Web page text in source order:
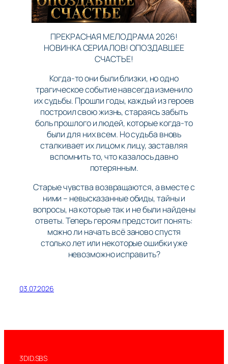
ПРЕКРАСНАЯ МЕЛОДРАМА 2026!
НОВИНКА СЕРИАЛОВ! ОПОЗДАВШЕЕ
СЧАСТЬЕ!
Когда-то они были близки, но одно
трагическое событие навсегда изменило
их судьбы. Прошли годы, каждый из героев
построил свою жизнь, стараясь забыть
боль прошлого и людей, которые когда-то
были для них всем. Но судьба вновь
сталкивает их лицом к лицу, заставляя
вспомнить то, что казалось давно
потерянным.
Старые чувства возвращаются, а вместе с
ними – невысказанные обиды, тайны и
вопросы, на которые так и не были найдены
ответы. Теперь героям предстоит понять:
можно ли начать всё заново спустя
столько лет или некоторые ошибки уже
невозможно исправить?
03.07.2026
3DID.SBS